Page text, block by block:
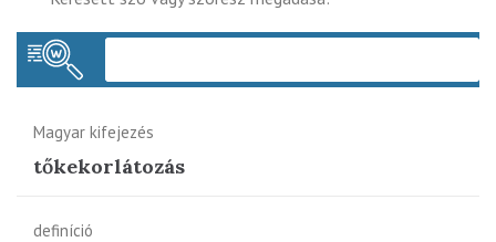
Magyar kifejezés
tőkekorlátozás
definíció